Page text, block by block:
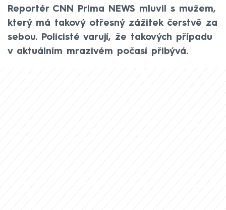
Reportér CNN Prima NEWS mluvil s mužem,
který má takový otřesný zážitek čerstvě za
sebou. Policisté varují, že takových případu
v aktuálním mrazivém počasí přibývá.